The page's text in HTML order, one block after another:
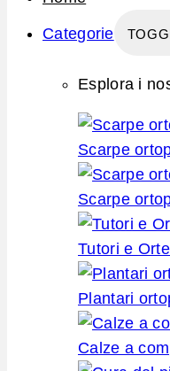
Categorie
Esplora i
Scarpe
Scarpe
Tutori e
Plantari
Calze a